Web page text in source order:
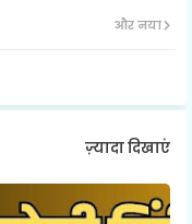
और नया
ज़्यादा दिखाएं